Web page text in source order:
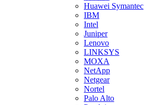
Huawei Symantec
IBM
Intel
Juniper
Lenovo
LINKSYS
MOXA
NetApp
Netgear
Nortel
Palo Alto